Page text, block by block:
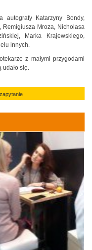
autografy Katarzyny Bondy,
Remigiusza Mroza, Nicholasa
Marka Krajewskiego,
innych.
z małymi przygodami
się.